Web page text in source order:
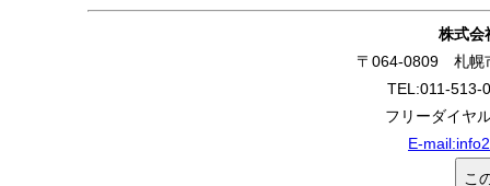
株式会
〒064-0809 札幌
TEL:011-
フリーダイヤ
E-mail: